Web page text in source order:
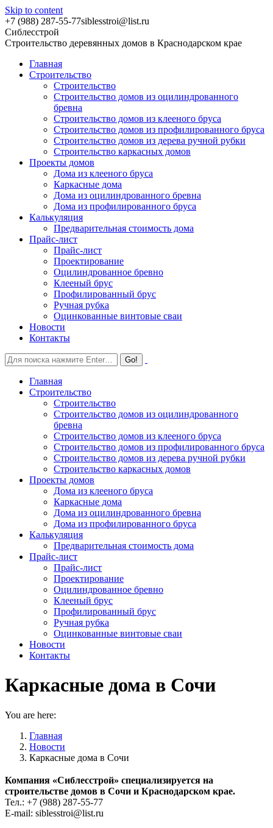
Skip to content
+7 (988) 287-55-77siblesstroi@list.ru
Сиблесстрой
Строительство деревянных домов в Краснодарском крае
Главная
Строительство
Строительство
Строительство домов из оцилиндрованного
бревна
Строительство домов из клееного бруса
Строительство домов из профилированного бруса
Строительство домов из дерева ручной рубки
Строительство каркасных домов
Проекты домов
Дома из клееного бруса
Каркасные дома
Дома из оцилиндрованного бревна
Дома из профилированного бруса
Калькуляция
Предварительная стоимость дома
Прайс-лист
Прайс-лист
Проектирование
Оцилиндрованное бревно
Клееный брус
Профилированный брус
Ручная рубка
Оцинкованные винтовые сваи
Новости
Контакты
Главная
Строительство
Строительство
Строительство домов из оцилиндрованного
бревна
Строительство домов из клееного бруса
Строительство домов из профилированного бруса
Строительство домов из дерева ручной рубки
Строительство каркасных домов
Проекты домов
Дома из клееного бруса
Каркасные дома
Дома из оцилиндрованного бревна
Дома из профилированного бруса
Калькуляция
Предварительная стоимость дома
Прайс-лист
Прайс-лист
Проектирование
Оцилиндрованное бревно
Клееный брус
Профилированный брус
Ручная рубка
Оцинкованные винтовые сваи
Новости
Контакты
Каркасные дома в Сочи
You are here:
Главная
Новости
Каркасные дома в Сочи
Компания «Сиблесстрой» специализируется на
строительстве домов в Сочи и Краснодарском крае.
Тел.: +7 (988) 287-55-77
E-mail: siblesstroi@list.ru